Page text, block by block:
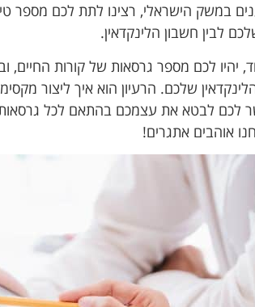
במשק הישראלי, רצינו לתת לכם מספר
לבין חשבון הלינקדאין.
יהיו לכם מספר גרסאות של קורות
שלכם. הרעיון הוא איך ליצור
לכם לבטא את עצמכם בהתאם לכל גרסאות
אוהבים אתגרים!